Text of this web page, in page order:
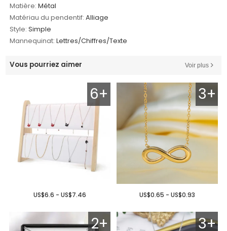
Matière: Métal
Matériau du pendentif: Alliage
Style: Simple
Mannequinat: Lettres/Chiffres/Texte
Vous pourriez aimer Voir plus
6+
US$6.6 - US$7.46
3+
US$0.65 - US$0.93
2+ 3+